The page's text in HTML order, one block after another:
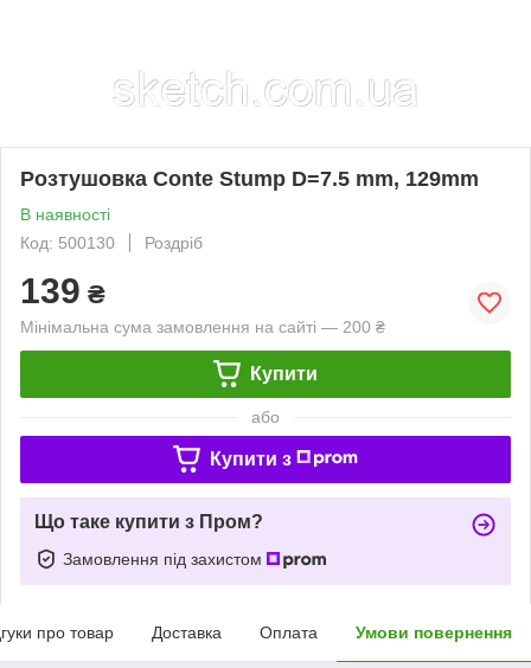
Розтушовка Conte Stump D=7.5 mm, 129mm
В наявності
Код: 500130
Роздріб
139 ₴
Мінімальна сума замовлення на сайті — 200 ₴
Купити
або
Купити з
Що таке купити з Пром?
Замовлення під захистом
про товар Доставка Оплата Умови повернення